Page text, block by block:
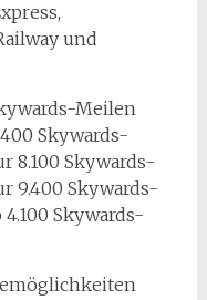
und
Meilen
Skywards-
8.100 Skywards-
9.400 Skywards-
Skywards-